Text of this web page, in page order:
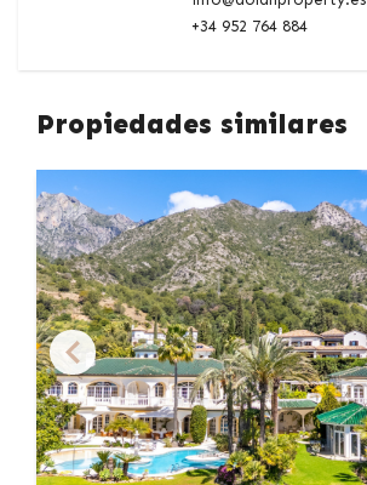
+34 952 764 884
Propiedades similares